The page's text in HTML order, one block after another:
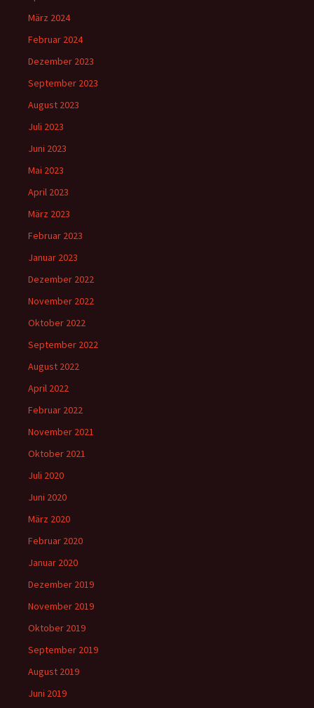
März 2024
Februar 2024
Dezember 2023
September 2023
August 2023
Juli 2023
Juni 2023
Mai 2023
April 2023
März 2023
Februar 2023
Januar 2023
Dezember 2022
November 2022
Oktober 2022
September 2022
August 2022
April 2022
Februar 2022
November 2021
Oktober 2021
Juli 2020
Juni 2020
März 2020
Februar 2020
Januar 2020
Dezember 2019
November 2019
Oktober 2019
September 2019
August 2019
Juni 2019